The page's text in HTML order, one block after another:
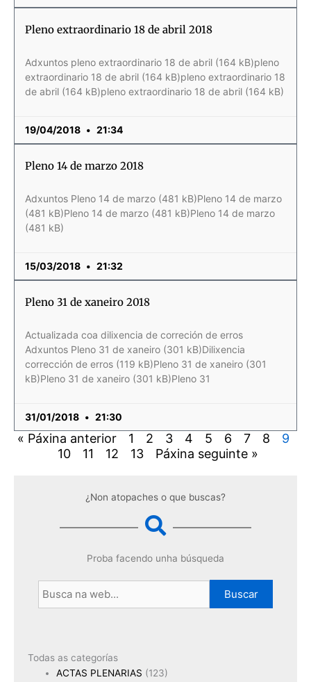
Pleno extraordinario 18 de abril 2018
Adxuntos pleno extraordinario 18 de abril (164 kB)pleno
extraordinario 18 de abril (164 kB)pleno extraordinario 18
de abril (164 kB)pleno extraordinario 18 de abril (164 kB)
19/04/2018 21:34
Pleno 14 de marzo 2018
Adxuntos Pleno 14 de marzo (481 kB)Pleno 14 de marzo
(481 kB)Pleno 14 de marzo (481 kB)Pleno 14 de marzo
(481 kB)
15/03/2018 21:32
Pleno 31 de xaneiro 2018
Actualizada coa dilixencia de correción de erros
Adxuntos Pleno 31 de xaneiro (301 kB)Dilixencia
corrección de erros (119 kB)Pleno 31 de xaneiro (301
kB)Pleno 31 de xaneiro (301 kB)Pleno 31
31/01/2018 21:30
« Páxina anterior 1 2 3 4 5 6 7 8 9
10 11 12 13 Páxina seguinte »
¿Non atopaches o que buscas?
Proba facendo unha búsqueda
Buscar
Todas as categorías
ACTAS PLENARIAS (123)